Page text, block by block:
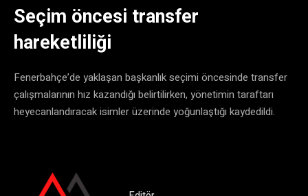
Seçim öncesi transfer
hareketliliği
Fenerbahçe’de yaklaşan başkanlık seçimi öncesinde transfer
çalışmalarının hız kazandığı belirtilirken, yönetimin taraftarı
heyecanlandıracak isimler üzerinde yoğunlaştığı kaydedildi.